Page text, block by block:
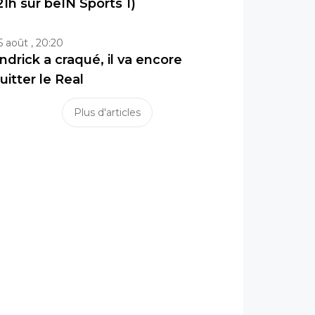
sur beIN Sports 1)
août , 20:20
a craqué, il va encore
le Real
Plus d'articles